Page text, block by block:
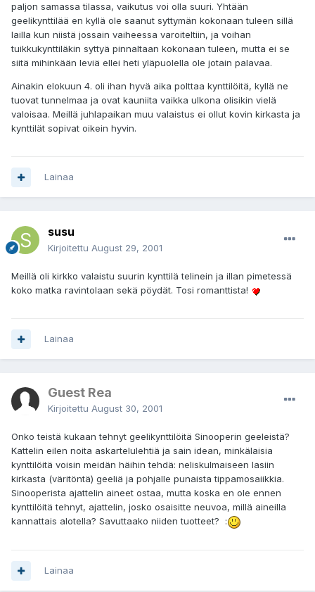
paljon samassa tilassa, vaikutus voi olla suuri. Yhtään
geelikynttilää en kyllä ole saanut syttymän kokonaan tuleen sillä
lailla kun niistä jossain vaiheessa varoiteltiin, ja voihan
tuikkukynttiläkin syttyä pinnaltaan kokonaan tuleen, mutta ei se
siitä mihinkään leviä ellei heti yläpuolella ole jotain palavaa.
Ainakin elokuun 4. oli ihan hyvä aika polttaa kynttilöitä, kyllä ne
tuovat tunnelmaa ja ovat kauniita vaikka ulkona olisikin vielä
valoisaa. Meillä juhlapaikan muu valaistus ei ollut kovin kirkasta ja
kynttilät sopivat oikein hyvin.
Lainaa
susu
Kirjoitettu August 29, 2001
Meillä oli kirkko valaistu suurin kynttilä telinein ja illan pimetessä
koko matka ravintolaan sekä pöydät. Tosi romanttista!
Lainaa
Guest Rea
Kirjoitettu August 30, 2001
Onko teistä kukaan tehnyt geelikynttilöitä Sinooperin geeleistä?
Kattelin eilen noita askartelulehtiä ja sain idean, minkälaisia
kynttilöitä voisin meidän häihin tehdä: neliskulmaiseen lasiin
kirkasta (väritöntä) geeliä ja pohjalle punaista tippamosaiikkia.
Sinooperista ajattelin aineet ostaa, mutta koska en ole ennen
kynttilöitä tehnyt, ajattelin, josko osaisitte neuvoa, millä aineilla
kannattais alotella? Savuttaako niiden tuotteet? :
Lainaa